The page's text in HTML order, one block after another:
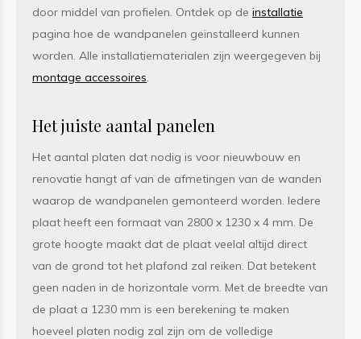
door middel van profielen. Ontdek op de installatie
pagina hoe de wandpanelen geïnstalleerd kunnen
worden. Alle installatiematerialen zijn weergegeven bij
montage accessoires.
Het juiste aantal panelen
Het aantal platen dat nodig is voor nieuwbouw en
renovatie hangt af van de afmetingen van de wanden
waarop de wandpanelen gemonteerd worden. Iedere
plaat heeft een formaat van 2800 x 1230 x 4 mm. De
grote hoogte maakt dat de plaat veelal altijd direct
van de grond tot het plafond zal reiken. Dat betekent
geen naden in de horizontale vorm. Met de breedte van
de plaat a 1230 mm is een berekening te maken
hoeveel platen nodig zal zijn om de volledige